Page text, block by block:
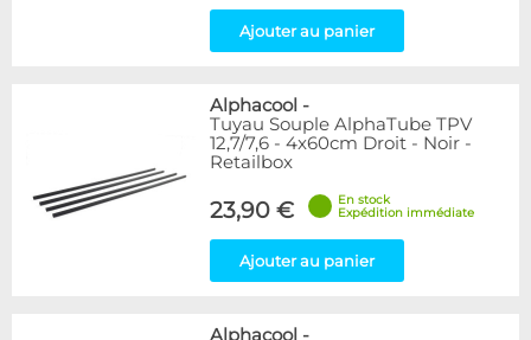
Ajouter au panier
Alphacool -
Tuyau Souple AlphaTube TPV
12,7/7,6 - 4x60cm Droit - Noir -
Retailbox
23,90 €
En stock
Expédition immédiate
Ajouter au panier
Alphacool -